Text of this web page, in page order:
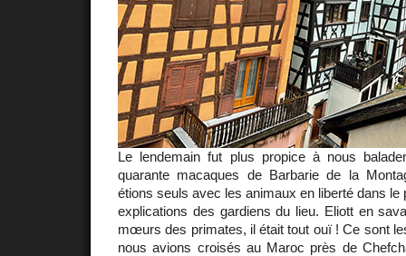
Le lendemain fut plus propice à nous
quarante macaques de Barbarie de la
étions seuls avec les animaux en liberté dans le
explications des gardiens du lieu. Eliott en
mœurs des primates, il était tout ouï ! Ce sont
nous avions croisés au Maroc près de